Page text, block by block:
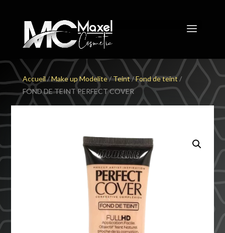
Accueil/Make up Modelite/Teint/Fond de teint/
FOND DE TEINT PERFECT COVER